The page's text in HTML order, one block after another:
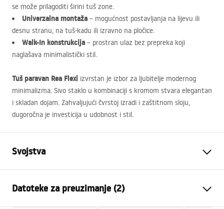
se može prilagoditi širini tuš zone.
Univerzalna montaža – mogućnost postavljanja na lijevu ili
desnu stranu, na tuš-kadu ili izravno na pločice.
Walk-In konstrukcija – prostran ulaz bez prepreka koji
naglašava minimalistički stil.
Tuš paravan Rea Flexi izvrstan je izbor za ljubitelje modernog
minimalizma. Sivo staklo u kombinaciji s kromom stvara elegantan
i skladan dojam. Zahvaljujući čvrstoj izradi i zaštitnom sloju,
dugoročna je investicija u udobnost i stil.
Svojstva
stijenka)
Boja
Brushed Copper
Datoteke za preuzimanje (2)